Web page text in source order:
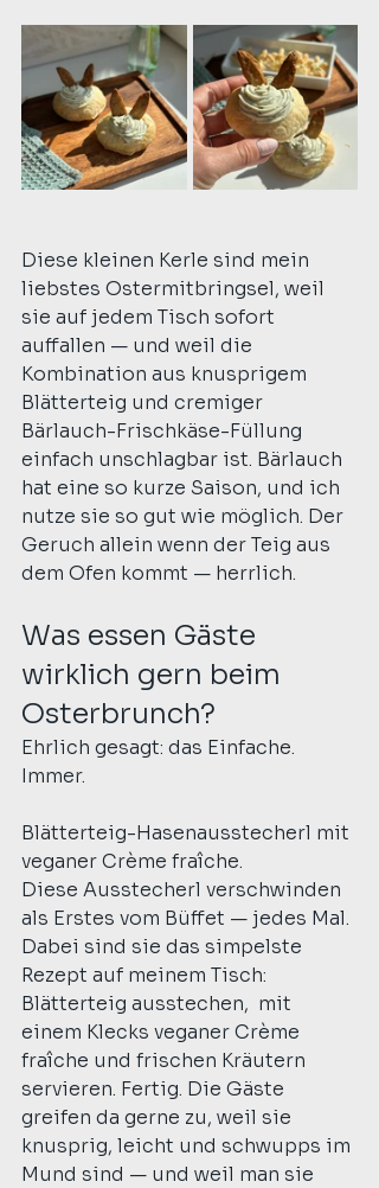
Diese kleinen Kerle sind mein
liebstes Ostermitbringsel, weil
sie auf jedem Tisch sofort
auffallen — und weil die
Kombination aus knusprigem
Blätterteig und cremiger
Bärlauch-Frischkäse-Füllung
einfach unschlagbar ist. Bärlauch
hat eine so kurze Saison, und ich
nutze sie so gut wie möglich. Der
Geruch allein wenn der Teig aus
dem Ofen kommt — herrlich.
Was essen Gäste
wirklich gern beim
Osterbrunch?
Ehrlich gesagt: das Einfache.
Immer.
Blätterteig-Hasenausstecherl mit
veganer Crème fraîche.
Diese Ausstecherl verschwinden
als Erstes vom Büffet — jedes Mal.
Dabei sind sie das simpelste
Rezept auf meinem Tisch:
Blätterteig ausstechen,  mit
einem Klecks veganer Crème
fraîche und frischen Kräutern
servieren. Fertig. Die Gäste
greifen da gerne zu, weil sie
knusprig, leicht und schwupps im
Mund sind — und weil man sie